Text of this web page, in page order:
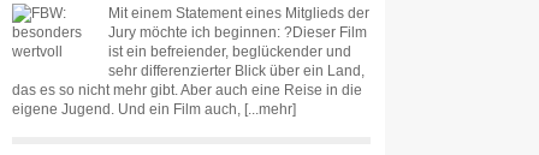
Mit einem Statement eines Mitglieds der
Jury möchte ich beginnen: ?Dieser Film
ist ein befreiender, beglückender und
sehr differenzierter Blick über ein Land,
das es so nicht mehr gibt. Aber auch eine Reise in die
eigene Jugend. Und ein Film auch,
[...mehr]